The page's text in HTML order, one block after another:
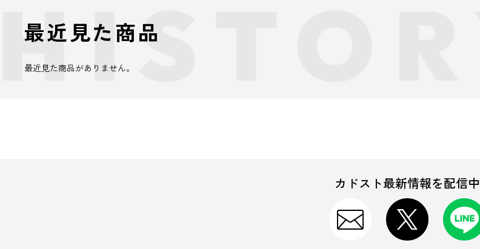
最近見た商品
最近見た商品がありません。
カドスト最新情報を配信中